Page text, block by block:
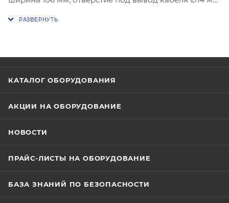
КАТАЛОГ ОБОРУДОВАНИЯ
АКЦИИ НА ОБОРУДОВАНИЕ
НОВОСТИ
ПРАЙС-ЛИСТЫ НА ОБОРУДОВАНИЕ
БАЗА ЗНАНИЙ ПО БЕЗОПАСНОСТИ